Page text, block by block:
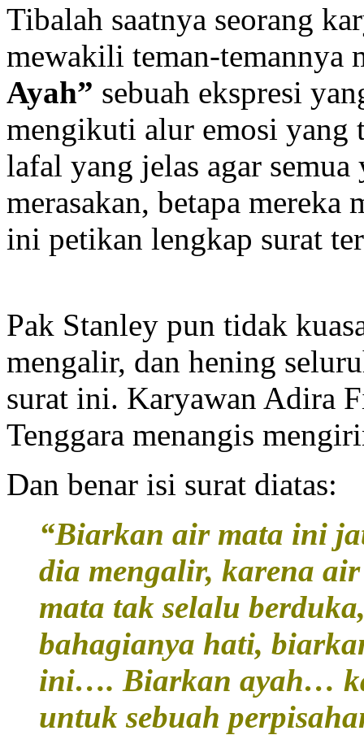
Tibalah saatnya seorang
mewakili teman-temannya
Ayah” sebuah ekspresi
mengikuti alur emosi yang
lafal yang jelas agar
merasakan, betapa
ini petikan lengkap surat
Pak Stanley pun tidak
mengalir, dan hening
surat ini. Karyawan Adira
Tenggara menangis
Dan benar isi surat diatas:
“Biarkan air mata ini
dia mengalir, karena
mata tak selalu
bahagianya hati,
ini…. Biarkan ayah…
untuk sebuah